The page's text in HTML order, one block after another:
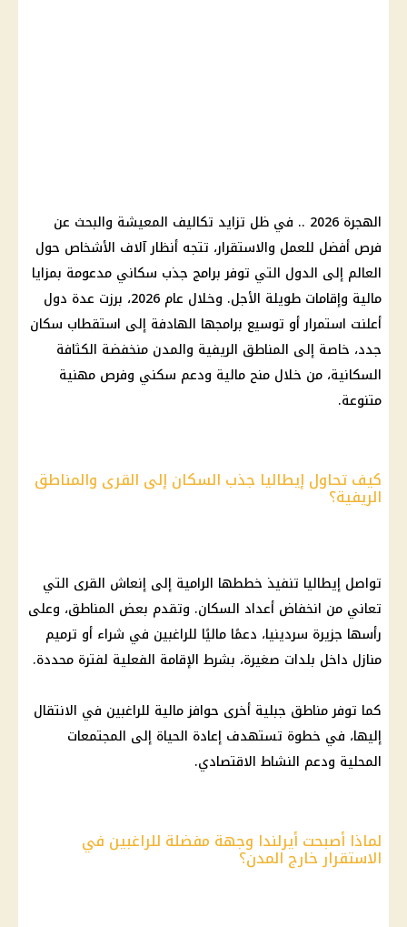
الهجرة 2026 .. في ظل تزايد تكاليف المعيشة والبحث عن
فرص أفضل للعمل والاستقرار، تتجه أنظار آلاف الأشخاص حول
العالم إلى الدول التي توفر برامج جذب سكاني مدعومة بمزايا
مالية وإقامات طويلة الأجل. وخلال عام 2026، برزت عدة دول
أعلنت استمرار أو توسيع برامجها الهادفة إلى استقطاب سكان
جدد، خاصة إلى المناطق الريفية والمدن منخفضة الكثافة
السكانية، من خلال منح مالية ودعم سكني وفرص مهنية
متنوعة.
كيف تحاول إيطاليا جذب السكان إلى القرى والمناطق
الريفية؟
تواصل إيطاليا تنفيذ خططها الرامية إلى إنعاش القرى التي
تعاني من انخفاض أعداد السكان. وتقدم بعض المناطق، وعلى
رأسها جزيرة سردينيا، دعمًا ماليًا للراغبين في شراء أو ترميم
منازل داخل بلدات صغيرة، بشرط الإقامة الفعلية لفترة محددة.
كما توفر مناطق جبلية أخرى حوافز مالية للراغبين في الانتقال
إليها، في خطوة تستهدف إعادة الحياة إلى المجتمعات
المحلية ودعم النشاط الاقتصادي.
لماذا أصبحت أيرلندا وجهة مفضلة للراغبين في
الاستقرار خارج المدن؟